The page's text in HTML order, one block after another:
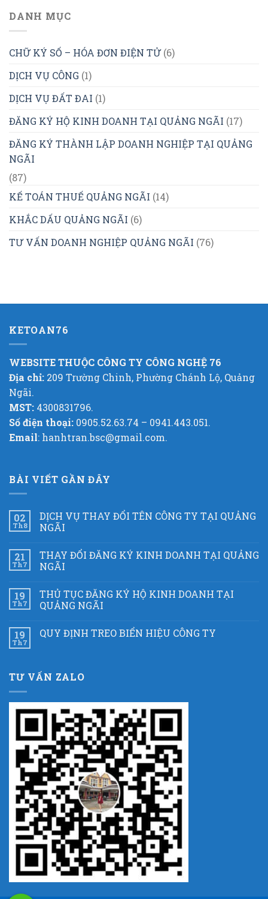
DANH MỤC
CHỮ KÝ SỐ – HÓA ĐƠN ĐIỆN TỬ(6)
DỊCH VỤ CÔNG (1)
DỊCH VỤ ĐẤT ĐAI (1)
ĐĂNG KÝ HỘ KINH DOANH TẠI QUẢNG NGÃI (17)
ĐĂNG KÝ THÀNH LẬP DOANH NGHIỆP TẠI QUẢNG
NGÃI
(87)
KẾ TOÁN THUẾ QUẢNG NGÃI (14)
KHẮC DẤU QUẢNG NGÃI (6)
TƯ VẤN DOANH NGHIỆP QUẢNG NGÃI (76)
KETOAN76
WEBSITE THUỘC CÔNG TY CÔNG NGHỆ 76
Địa chỉ: 209 Trường Chinh, Phường Chánh Lộ, Quảng
Ngãi.
MST: 4300831796.
Số điện thoại: 0905.52.63.74 – 0941.443.051.
Email: hanhtran.bsc@gmail.com.
BÀI VIẾT GẦN ĐÂY
02
Th8
DỊCH VỤ THAY ĐỔI TÊN CÔNG TY TẠI QUẢNG
NGÃI
21
Th7
THAY ĐỔI ĐĂNG KÝ KINH DOANH TẠI QUẢNG
NGÃI
19
Th7
THỦ TỤC ĐĂNG KÝ HỘ KINH DOANH TẠI
QUẢNG NGÃI
19
Th7
QUY ĐỊNH TREO BIỂN HIỆU CÔNG TY
TƯ VẤN ZALO